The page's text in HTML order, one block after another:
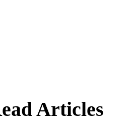
Articles